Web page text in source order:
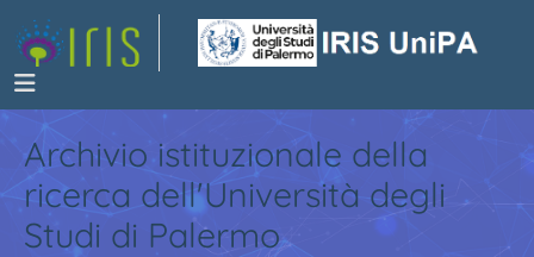
Archivio istituzionale della
ricerca dell'Università degli
Studi di Palermo